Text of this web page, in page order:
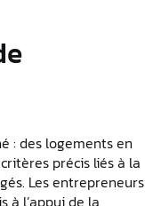
: des logements en
précis liés à la
Les entrepreneurs
l’appui de la